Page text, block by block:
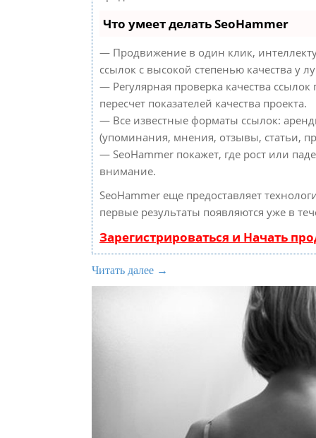
Что умеет делать SeoHammer
— Продвижение в один клик,
ссылок с высокой степенью качества у
— Регулярная проверка качества
пересчет показателей качества проекта.
— Все известные форматы ссылок:
(упоминания, мнения, отзывы, статьи,
— SeoHammer покажет, где рост или
внимание.
SeoHammer еще предоставляет
первые результаты появляются уже в
Зарегистрироваться и Начать
Читать далее →